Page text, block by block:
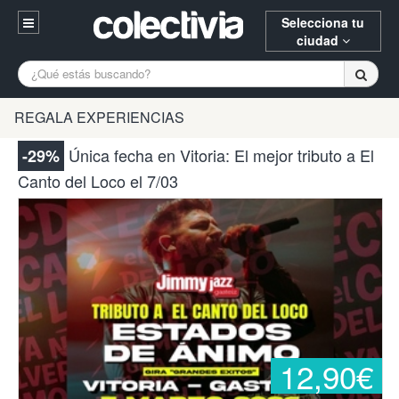
Selecciona tu
ciudad
Entrar
94 652 38 15 (L-V 10:30-15:00)
¿Necesitas ayuda? Escríbenos
A Coruña Alicante
Bilbao Donostia
Gijón Huesca
Madrid Oviedo Palencia
Pamplona Santander Tarragona
Valencia Vitoria Zaragoza
REGALA EXPERIENCIAS
-29% Única fecha en Vitoria: El mejor tributo a El
Canto del Loco el 7/03
12,90€